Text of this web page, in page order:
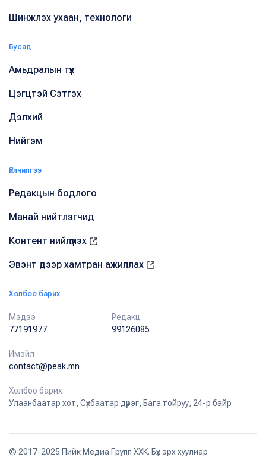
Шинжлэх ухаан, технологи
Бусад
Амьдралын түүх
Цэгцтэй Сэтгэх
Дэлхий
Нийгэм
Үйлчилгээ
Редакцын бодлого
Манай нийтлэгчид
Контент нийлүүлэх
Эвэнт дээр хамтран ажиллах
Холбоо барих
Мэдээ
77191977
Редакц
99126085
Имэйл
contact@peak.mn
Холбоо барих
Улаанбаатар хот, Сүхбаатар дүүрэг, Бага тойруу, 24-р байр
© 2017-2025 Пийк Медиа Групп ХХК. Бүх эрх хуулиар